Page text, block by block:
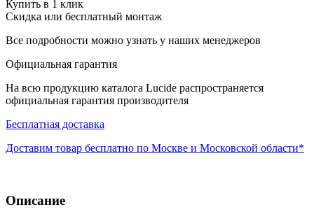
Купить в 1 клик
Скидка или бесплатный монтаж
Все подробности можно узнать у наших менеджеров
Официальная гарантия
На всю продукцию каталога Lucide распространяется
официальная гарантия производителя
Бесплатная доставка
Доставим товар бесплатно по Москве и Московской области*
Описание